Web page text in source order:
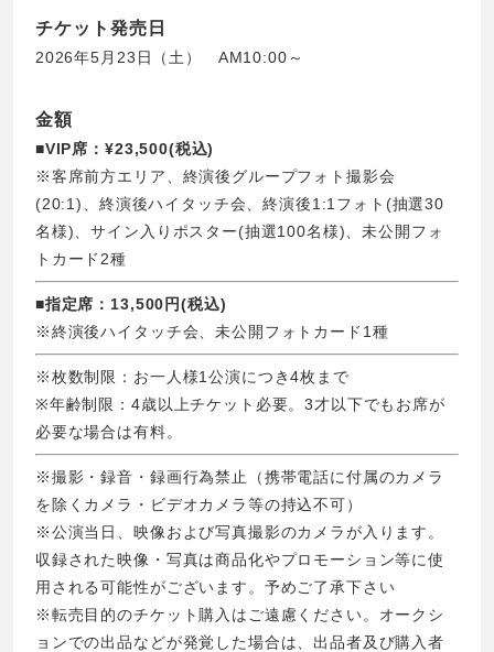
チケット発売日
2026年5月23日（土） AM10:00～
金額
■VIP席：¥23,500(税込)
※客席前方エリア、終演後グループフォト撮影会
(20:1)、終演後ハイタッチ会、終演後1:1フォト(抽選30
名様)、サイン入りポスター(抽選100名様)、未公開フォ
トカード2種
■指定席：13,500円(税込)
※終演後ハイタッチ会、未公開フォトカード1種
※枚数制限：お一人様1公演につき4枚まで
※年齢制限：4歳以上チケット必要。3才以下でもお席が
必要な場合は有料。
※撮影・録音・録画行為禁止（携帯電話に付属のカメラ
を除くカメラ・ビデオカメラ等の持込不可）
※公演当日、映像および写真撮影のカメラが入ります。
収録された映像・写真は商品化やプロモーション等に使
用される可能性がございます。予めご了承下さい
※転売目的のチケット購入はご遠慮ください。オークシ
ョンでの出品などが発覚した場合は、出品者及び購入者